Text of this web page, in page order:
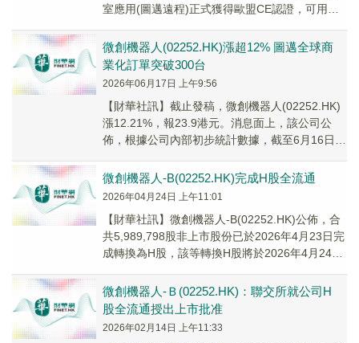
室應用(圖邁遠程)正式獲得歐盟CE認證，可用於
微創機器人(02252.HK)漲超12% 圖邁全球商
業化訂單突破300台
2026年06月17日 上午9:56
【財華社訊】截止發稿，微創機器人(02252.HK)
漲12.21%，報23.9港元。消息面上，該公司公
佈，根據公司內部初步統計數據，截至6月16日，
微創機器人-B(02252.HK)完成H股全流通
2026年04月24日 上午11:01
​【財華社訊】微創機器人-B(02252.HK)公佈，合
共5,989,798股非上市股份已於2026年4月23日完
成轉換為H股，該等轉換H股將於2026年4月24日
微創機器人-Ｂ(02252.HK)：聯交所就公司H
股全流通授出上市批准
2026年02月14日 上午11:33